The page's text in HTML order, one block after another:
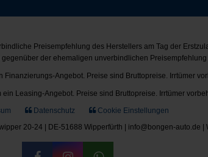
Preisempfehlung des Herstellers am Tag der
der ehemaligen unverbindlichen
Finanzierungs-Angebot. Preise sind Bruttopreise. Irrtümer
ein Leasing-Angebot. Preise sind Bruttopreise. Irrtümer
Datenschutz
Cookie Einstellungen
20-24 | DE-51688 Wipperfürth | info@bongen-auto.de |